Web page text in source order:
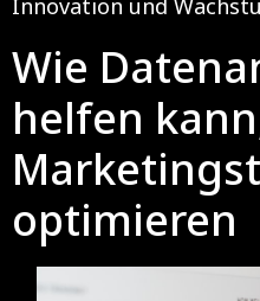
Wie
helfen
optimieren